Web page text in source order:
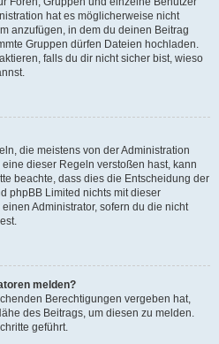
hat es möglicherweise nicht
anzufügen, in dem du deinen Beitrag
Gruppen dürfen Dateien hochladen.
falls du dir nicht sicher bist, wieso
die meistens von der Administration
dieser Regeln verstoßen hast, kann
beachte, dass dies die Entscheidung der
phpBB Limited nichts mit dieser
Administrator, sofern du die nicht
melden?
Berechtigungen vergeben hat,
des Beitrags, um diesen zu melden.
geführt.